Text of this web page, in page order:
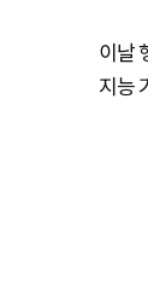
이날
지능